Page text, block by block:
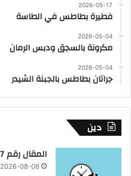
2026-05-17
فطيرة بطاطس في الطاسة
2026-05-04
مكرونة بالسجق ودبس الرمان
2026-05-04
جراتان بطاطس بالجبنة الشيدر
دين
المقال رقم 7 من سلسلة ” عيادة القلوب “
2026-08-06